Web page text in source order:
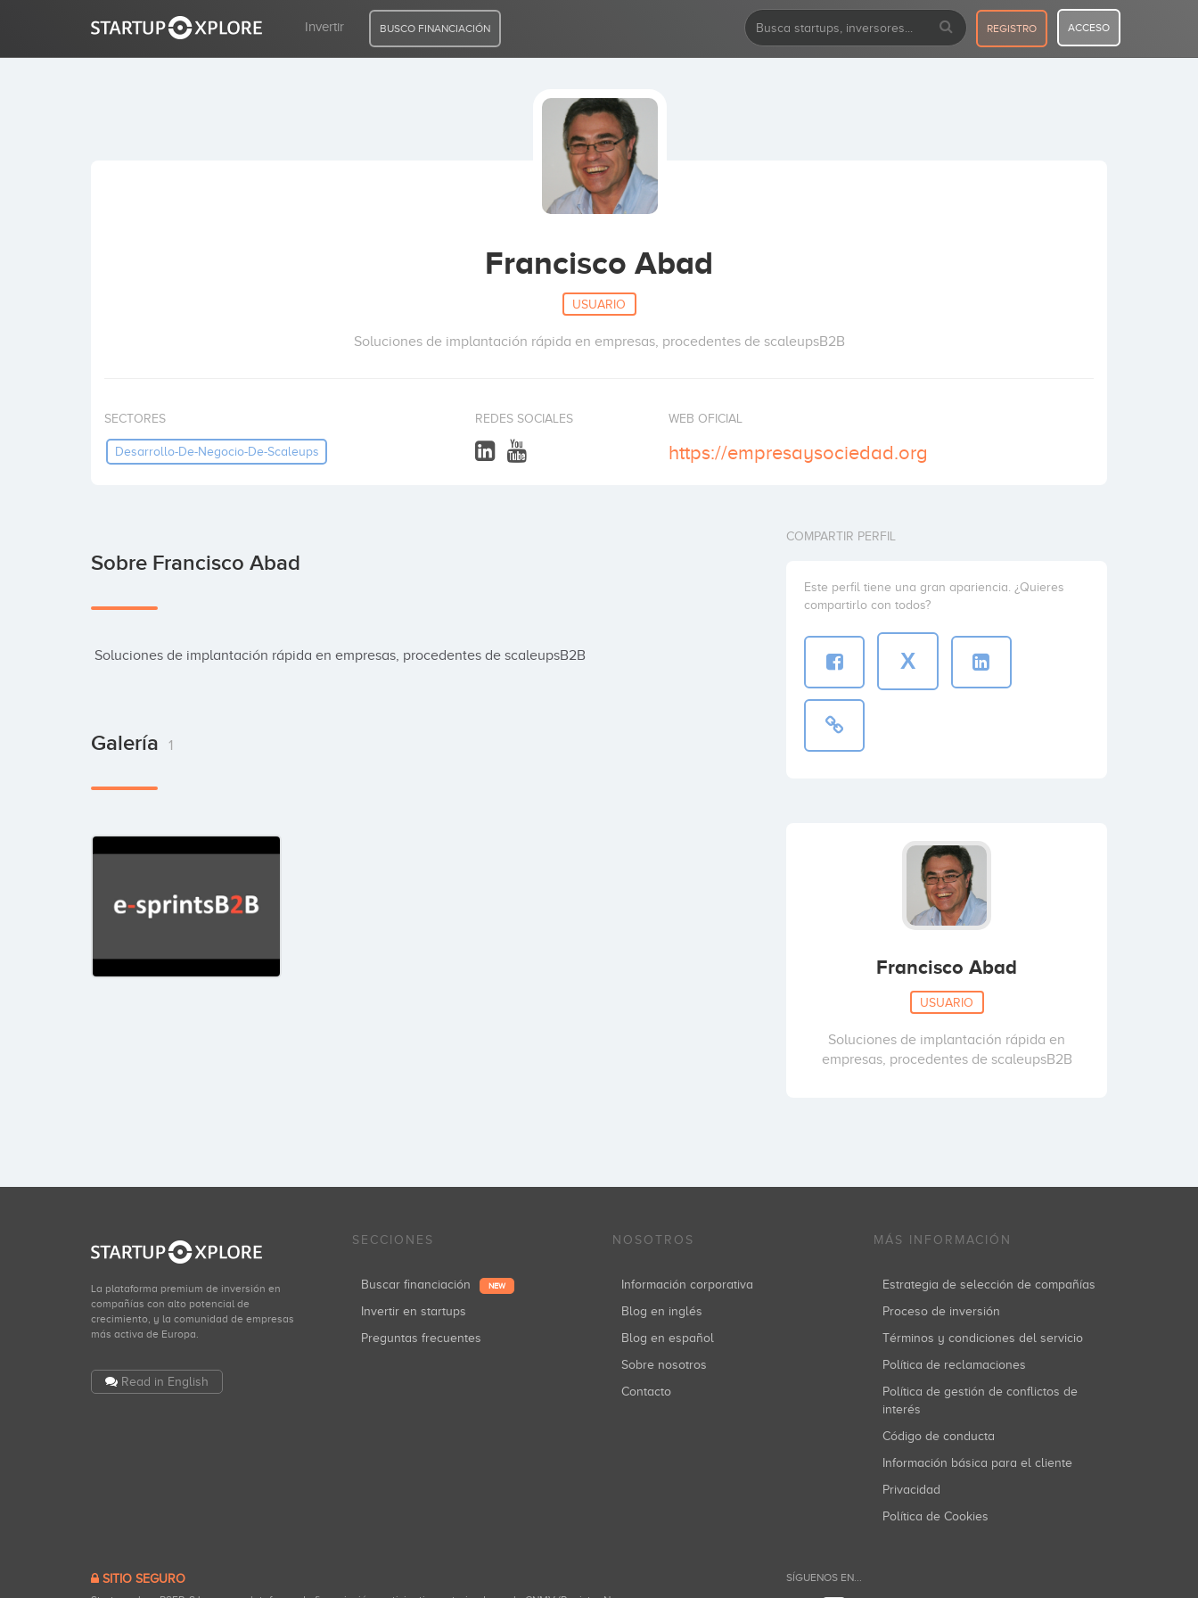
Invertir BUSCO FINANCIACIÓN REGISTRO ACCESO
Francisco Abad
USUARIO
Soluciones de implantación rápida en empresas, procedentes de scaleupsB2B
SECTORES
Desarrollo-De-Negocio-De-Scaleups
REDES SOCIALES WEB OFICIAL
https://empresaysociedad.org
Sobre Francisco Abad
Soluciones de implantación rápida en empresas, procedentes de scaleupsB2B
Galería 1
COMPARTIR PERFIL
Este perfil tiene una gran apariencia. ¿Quieres
compartirlo con todos?
X
Francisco Abad
USUARIO
Soluciones de implantación rápida en
empresas, procedentes de scaleupsB2B
La plataforma premium de inversión en
compañías con alto potencial de
crecimiento, y la comunidad de empresas
más activa de Europa.
Read in English
SECCIONES
Buscar financiación NEW
Invertir en startups
Preguntas frecuentes
NOSOTROS
Información corporativa
Blog en inglés
Blog en español
Sobre nosotros
Contacto
MÁS INFORMACIÓN
Estrategia de selección de compañías
Proceso de inversión
Términos y condiciones del servicio
Política de reclamaciones
Política de gestión de conflictos de
interés
Código de conducta
Información básica para el cliente
Privacidad
Política de Cookies
SITIO SEGURO SÍGUENOS EN...